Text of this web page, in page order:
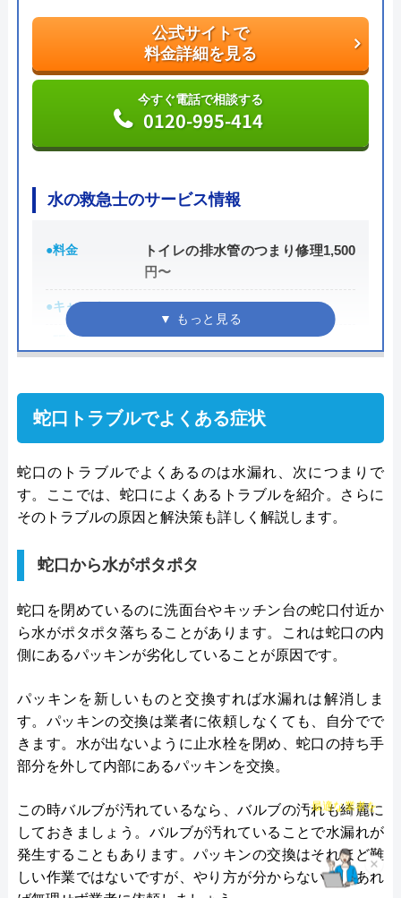
容・費用を説明し、承諾のサインをもらってから作
業に入るので安心です。作業料金とは別に事務手数
料として諸経費がかかるので、費用をしっかりと確
認してから承諾のサインをしましょう。
各市区から認可を受けている水道局指定工事店であ
技術品質向上にも力をいれているため安心して作業
公式サイトで
0120-511-511
クラシアンの基本情報
運営会社 株式会社クラシアン
代表者 今田健治
創業・設立 1991年6月21日創業
本社所在地
〒222-0033
横浜市港北区新横浜3-1-9 アリーナタ
ワー13階
公式サイトで
料金詳細を見る
今すぐ電話で相談する
0120-995-414
水の救急士のサービス情報
●料金
トイレの排水管のつまり修理1,500
円〜
●キャンペーン ―
●駆けつけ時間 最短30分
●定休日 年中無休
●出張見積もり 出張見積もり無料
●支払い方法 ―
●累計実績 ―
水の救急士がおすすめの理由
の解決にあたっている業者です。
問い合わせから駆けつけまで最短30分というスピー
ドの速さが強みの一つであり、今すぐにトラブルを
解決したいという人におすすめです。
作業はお見積もり金額の了承を得てから着工とな
り、追加費用は発生しないので安心して依頼するこ
とができます。
蛇口トラブルでよくある症状
蛇口のトラブルでよくあるのは水漏れ、次につまりで
す。ここでは、蛇口によくあるトラブルを紹介。さらに
そのトラブルの原因と解決策も詳しく解説します。
蛇口から水がポタポタ
蛇口を閉めているのに洗面台やキッチン台の蛇口付近か
ら水がポタポタ落ちることがあります。これは蛇口の内
側にあるパッキンが劣化していることが原因です。
パッキンを新しいものと交換すれば水漏れは解消しま
す。パッキンの交換は業者に依頼しなくても、自分でで
きます。水が出ないように止水栓を閉め、蛇口の持ち手
部分を外して内部にあるパッキンを交換。
この時バルブが汚れているなら、バルブの汚れも綺麗に
しておきましょう。バルブが汚れていることで水漏れが
発生することもあります。パッキンの交換はそれほど難
しい作業ではないですが、やり方が分からないのであれ
×
最適な業者を
ご提案